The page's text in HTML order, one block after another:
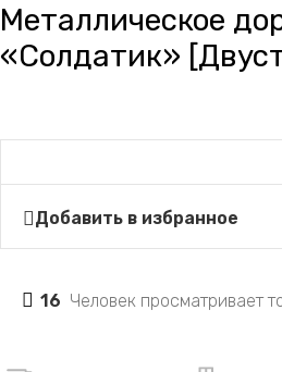
Металлическое
«Солдатик»
Добавить в избранное
16 Человек просматривает